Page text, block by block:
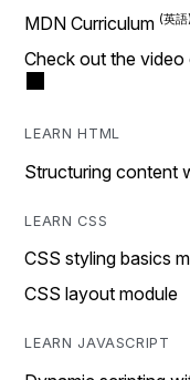
MDN Curriculum
Check out the
LEARN HTML
Structuring content
LEARN CSS
CSS styling basics
CSS layout module
LEARN JAVASCRIPT